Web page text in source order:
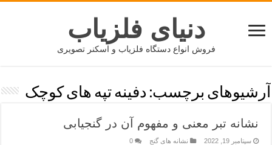
دنیای فلزیاب
فروش انواع دستگاه فلزیاب و اسکنر تصویری
آرشیوهای برچسب: دفینه تپه های کوچک
نشانه تبر معنی و مفهوم آن در گنجیابی
سپتامبر 19, 2022 نشانه های گنج 0